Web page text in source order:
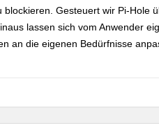
blockieren. Gesteuert wir Pi-Hole
lassen sich vom Anwender
an die eigenen Bedürfnisse